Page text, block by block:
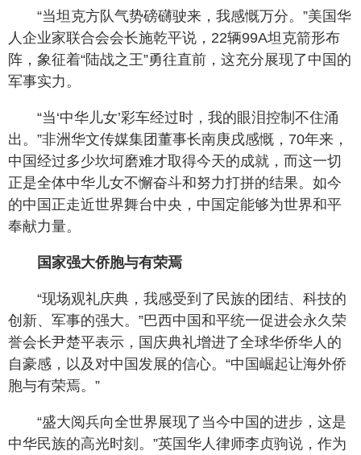
“当坦克方队气势磅礴驶来，我感慨万分。”美国华
人企业家联合会会长施乾平说，22辆99A坦克箭形布
阵，象征着“陆战之王”勇往直前，这充分展现了中国的
军事实力。
“当‘中华儿女’彩车经过时，我的眼泪控制不住涌
出。”非洲华文传媒集团董事长南庚戌感慨，70年来，
中国经过多少坎坷磨难才取得今天的成就，而这一切
正是全体中华儿女不懈奋斗和努力打拼的结果。如今
的中国正走近世界舞台中央，中国定能够为世界和平
奉献力量。
国家强大侨胞与有荣焉
“现场观礼庆典，我感受到了民族的团结、科技的
创新、军事的强大。”巴西中国和平统一促进会永久荣
誉会长尹楚平表示，国庆典礼增进了全球华侨华人的
自豪感，以及对中国发展的信心。“中国崛起让海外侨
胞与有荣焉。”
“盛大阅兵向全世界展现了当今中国的进步，这是
中华民族的高光时刻。”英国华人律师李贞驹说，作为